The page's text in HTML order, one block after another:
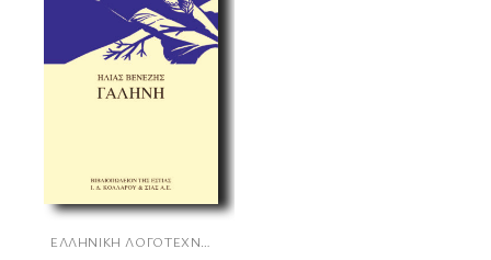
ΕΛΛΗΝΙΚΉ ΛΟΓΟΤΕΧΝΊΑ